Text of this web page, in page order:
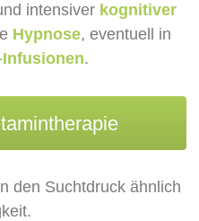
intensiver kognitiver
Hypnose, eventuell in
.
den Suchtdruck ähnlich